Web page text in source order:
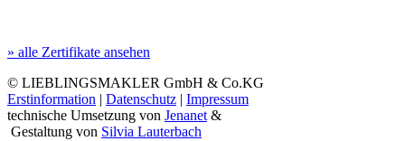
» alle Zertifikate ansehen
© LIEBLINGSMAKLER GmbH & Co.KG
Erstinformation | Datenschutz | Impressum
technische Umsetzung von Jenanet&
Gestaltung von Silvia Lauterbach